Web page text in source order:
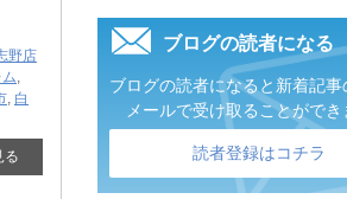
野店
ム,
, 白
る
ブログの読者になる
ブログの読者になると新着記事
メールで受け取ることができ
読者登録はコチラ